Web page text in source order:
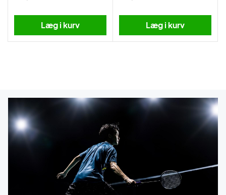
Læg i kurv Læg i kurv